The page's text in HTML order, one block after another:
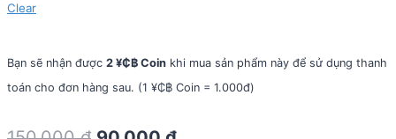
Clear
Bạn sẽ nhận được 2 ¥₵฿ Coin khi mua sản phẩm này để sử dụng thanh
toán cho đơn hàng sau. (1 ¥₵฿ Coin = 1.000đ)